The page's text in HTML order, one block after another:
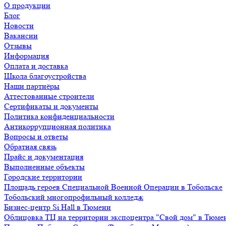
О продукции
Блог
Новости
Вакансии
Отзывы
Информация
Оплата и доставка
Школа благоустройства
Наши партнёры
Аттестованные строители
Сертификаты и документы
Политика конфиденциальности
Антикоррупционная политика
Вопросы и ответы
Обратная связь
Прайс и документация
Выполненные объекты
Городские территории
Площадь героев Специальной Военной Операции в Тобольске
Тобольский многопрофильный колледж
Бизнес-центр Si Hall в Тюмени
Облицовка ТЦ на территории экспоцентра "Свой дом" в